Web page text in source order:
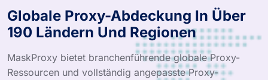
Globale Proxy-Abdeckung In Über
190 Ländern Und Regionen
MaskProxy bietet branchenführende globale Proxy-
Ressourcen und vollständig angepasste Proxy-